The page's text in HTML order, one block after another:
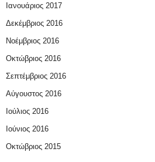
Ιανουάριος 2017
Δεκέμβριος 2016
Νοέμβριος 2016
Οκτώβριος 2016
Σεπτέμβριος 2016
Αύγουστος 2016
Ιούλιος 2016
Ιούνιος 2016
Οκτώβριος 2015